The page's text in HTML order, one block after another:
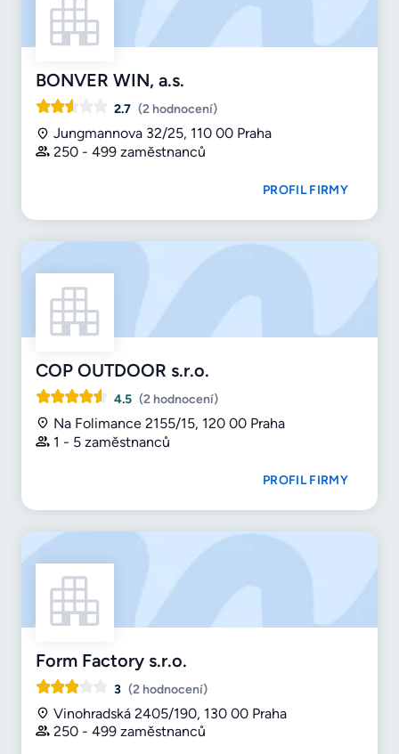
BONVER WIN, a.s.
2.7 (2 hodnocení)
Jungmannova 32/25, 110 00 Praha
250 - 499 zaměstnanců
PROFIL FIRMY
COP OUTDOOR s.r.o.
4.5 (2 hodnocení)
Na Folimance 2155/15, 120 00 Praha
1 - 5 zaměstnanců
PROFIL FIRMY
Form Factory s.r.o.
3 (2 hodnocení)
Vinohradská 2405/190, 130 00 Praha
250 - 499 zaměstnanců